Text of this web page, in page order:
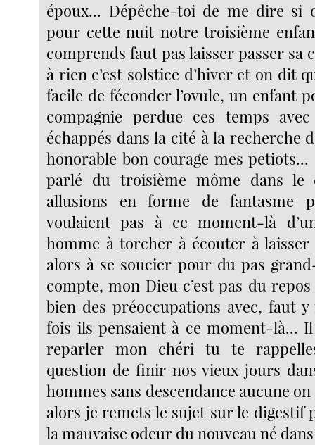
époux... Dépêche-toi de me dire si
pour cette nuit notre troisième
comprends faut pas laisser passer sa
à rien c’est solstice d’hiver et on dit
facile de féconder l’ovule, un enfant
compagnie perdue ces temps
échappés dans la cité à la recherche
honorable bon courage mes
parlé du troisième môme dans le
allusions en forme de fantasme
voulaient pas à ce moment-là
homme à torcher à écouter à
alors à se soucier pour du pas
compte, mon Dieu c’est pas du
bien des préoccupations avec, faut
fois ils pensaient à ce moment-là... Il
reparler mon chéri tu te
question de finir nos vieux jours
hommes sans descendance aucune
alors je remets le sujet sur le digestif
la mauvaise odeur du nouveau né